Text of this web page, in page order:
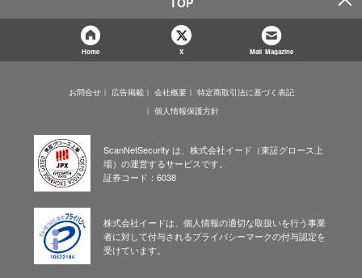
Home X Mail Magazine
お問合せ 広告掲載 会社概要
特定商取引法に基づく表記
個人情報保護方針
ScanNetSecurity は、株式会社イード（東証グロース上
場）の運営するサービスです。
証券コード：6038
株式会社イードは、個人情報の適切な取扱いを行う事業
者に対して付与されるプライバシーマークの付与認定を
受けています。